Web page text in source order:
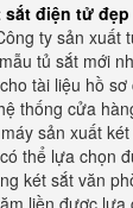
sắt điện tử đẹp
ty sản xuất
tủ sắt mới
tài liệu hồ sơ
thống cửa
sản xuất
thể lựa chọn
két sắt văn
liền được lựa